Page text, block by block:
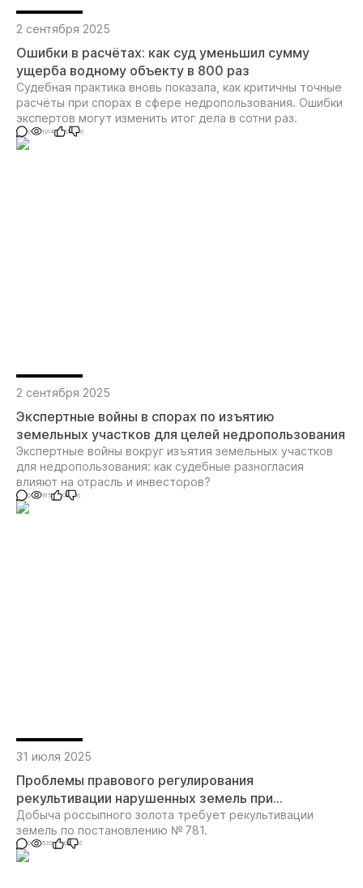
2 сентября 2025
Ошибки в расчётах: как суд уменьшил сумму
ущерба водному объекту в 800 раз
Судебная практика вновь показала, как критичны точные
расчёты при спорах в сфере недропользования. Ошибки
экспертов могут изменить итог дела в сотни раз.
0 1014 0 0
2 сентября 2025
Экспертные войны в спорах по изъятию
земельных участков для целей недропользования
Экспертные войны вокруг изъятия земельных участков
для недропользования: как судебные разногласия
влияют на отрасль и инвесторов?
0 915 0 0
31 июля 2025
Проблемы правового регулирования
рекультивации нарушенных земель при
разработке месторождений россыпного золота
Добыча россыпного золота требует рекультивации
земель по постановлению № 781.
0 530 0 0